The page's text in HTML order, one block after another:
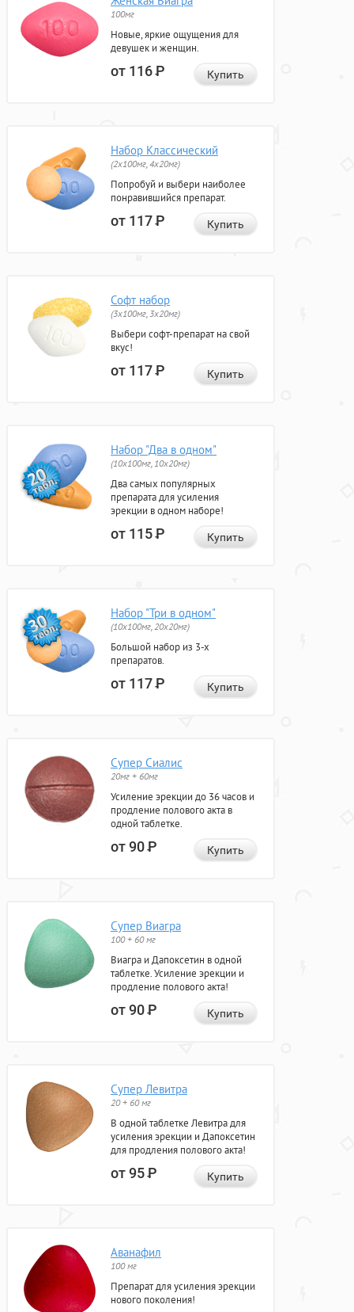
100мг
Новые, яркие ощущения для
девушек и женщин.
от 116Р Купить
Набор Классический
(2x100мг, 4x20мг)
Попробуй и выбери наиболее
понравившийся препарат.
от 117Р Купить
Софт набор
(3x100мг, 3x20мг)
Выбери софт-препарат на свой
вкус!
от 117Р Купить
Набор "Два в одном"
(10x100мг, 10x20мг)
Два самых популярных
препарата для усиления
эрекции в одном наборе!
от 115Р Купить
Набор "Три в одном"
(10x100мг, 20x20мг)
Большой набор из 3-х
препаратов.
от 117Р Купить
Супер Сиалис
20мг + 60мг
Усиление эрекции до 36 часов и
продление полового акта в
одной таблетке.
от 90Р Купить
Супер Виагра
100 + 60 мг
Виагра и Дапоксетин в одной
таблетке. Усиление эрекции и
продление полового акта!
от 90Р Купить
Супер Левитра
20 + 60 мг
В одной таблетке Левитра для
усиления эрекции и Дапоксетин
для продления полового акта!
от 95Р Купить
Аванафил
100 мг
Препарат для усиления эрекции
нового поколения!